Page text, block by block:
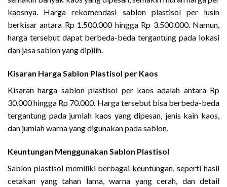
kaosnya. Harga rekomendasi sablon plastisol per lusin
berkisar antara Rp 1.500.000 hingga Rp 3.500.000. Namun,
harga tersebut dapat berbeda-beda tergantung pada lokasi
dan jasa sablon yang dipilih.
Kisaran Harga Sablon Plastisol per Kaos
Kisaran harga sablon plastisol per kaos adalah antara Rp
30.000 hingga Rp 70.000. Harga tersebut bisa berbeda-beda
tergantung pada jumlah kaos yang dipesan, jenis kain kaos,
dan jumlah warna yang digunakan pada sablon.
Keuntungan Menggunakan Sablon Plastisol
Sablon plastisol memiliki berbagai keuntungan, seperti hasil
cetakan yang tahan lama, warna yang cerah, dan detail